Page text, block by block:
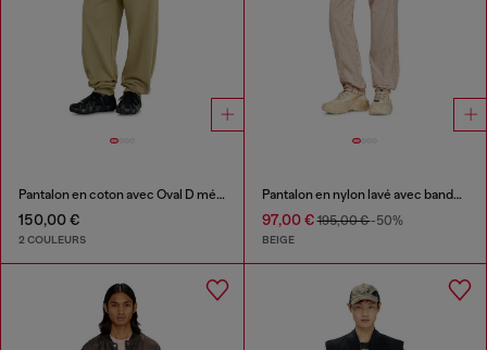
Pantalon en coton avec Oval D métallique
150,00 €
2 COULEURS
Pantalon en nylon lavé avec bandes latérales
97,00 €195,00 €-50%
BEIGE